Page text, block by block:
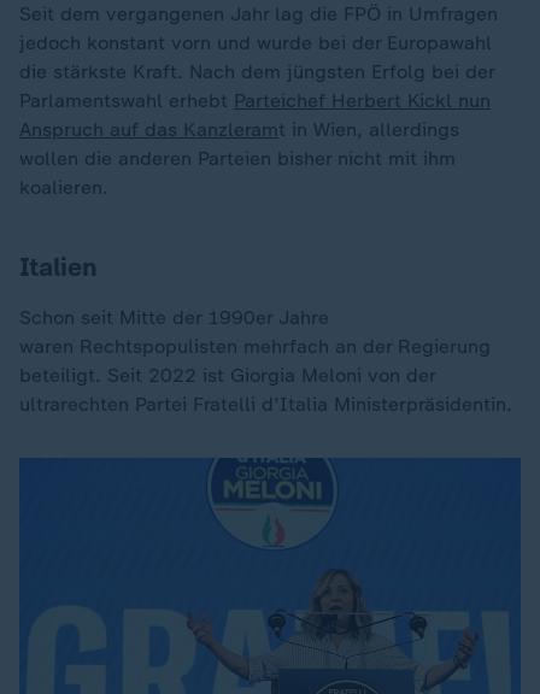
Seit dem vergangenen Jahr lag die FPÖ in Umfragen
jedoch konstant vorn und wurde bei der Europawahl
die stärkste Kraft. Nach dem jüngsten Erfolg bei der
Parlamentswahl erhebt Parteichef Herbert Kickl nun
Anspruch auf das Kanzleramt in Wien, allerdings
wollen die anderen Parteien bisher nicht mit ihm
koalieren.
Italien
Schon seit Mitte der 1990er Jahre
waren Rechtspopulisten mehrfach an der Regierung
beteiligt. Seit 2022 ist Giorgia Meloni von der
ultrarechten Partei Fratelli d’Italia Ministerpräsidentin.